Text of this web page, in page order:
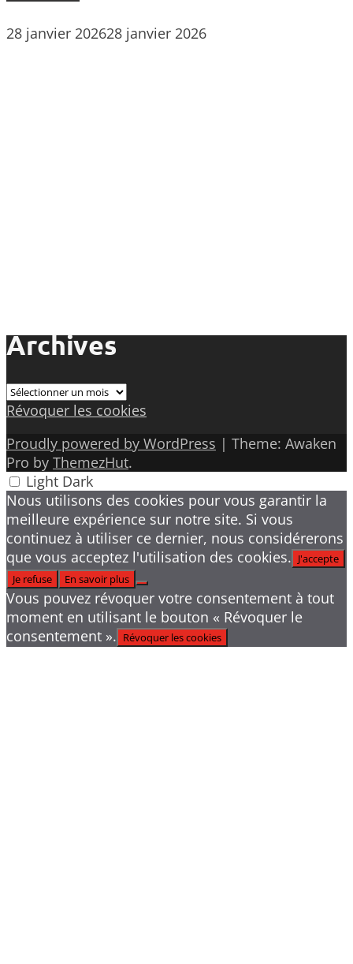
28 janvier 202628 janvier 2026
Archives
Archives
Révoquer les cookies
Proudly powered by WordPress | Theme: Awaken
Pro by ThemezHut.
Light Dark
Nous utilisons des cookies pour vous garantir la
meilleure expérience sur notre site. Si vous
continuez à utiliser ce dernier, nous considérerons
que vous acceptez l'utilisation des cookies. J'accepte
Je refuse
En savoir plus
Vous pouvez révoquer votre consentement à tout
moment en utilisant le bouton « Révoquer le
consentement ». Révoquer les cookies